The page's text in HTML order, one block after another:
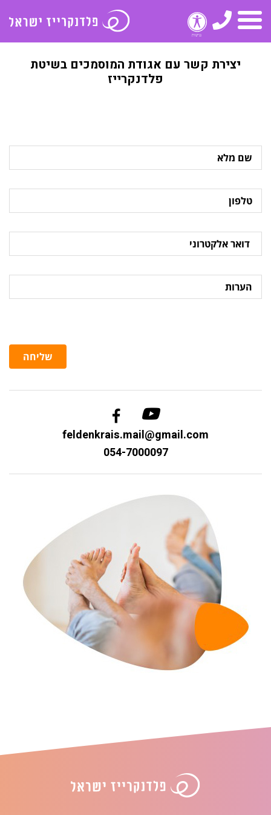
תפריט
טלפון
יצירת קשר עם אגודת המוסמכים בשיטת
פלדנקרייז
מלא
טלפון
אלקטרוני
הערות
שליחה
feldenkrais.mail@gmail.com
054-7000097